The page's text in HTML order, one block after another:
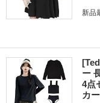
新品
ー
4点
カ